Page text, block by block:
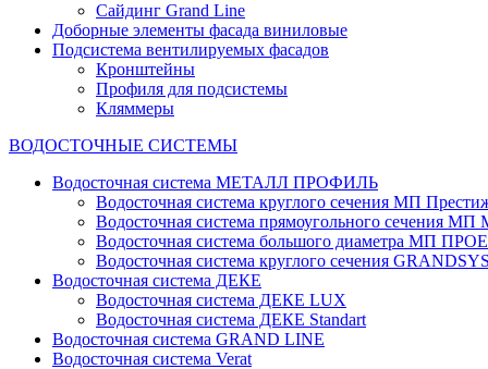
Сайдинг Grand Line
Доборные элементы фасада виниловые
Подсистема вентилируемых фасадов
Кронштейны
Профиля для подсистемы
Кляммеры
ВОДОСТОЧНЫЕ СИСТЕМЫ
Водосточная система МЕТАЛЛ ПРОФИЛЬ
Водосточная система круглого сечения МП
Водосточная система прямоугольного сечения МП
Водосточная система большого диаметра МП
Водосточная система круглого сечения
Водосточная система ДЕКЕ
Водосточная система ДЕКЕ LUX
Водосточная система ДЕКЕ Standart
Водосточная система GRAND LINE
Водосточная система Verat